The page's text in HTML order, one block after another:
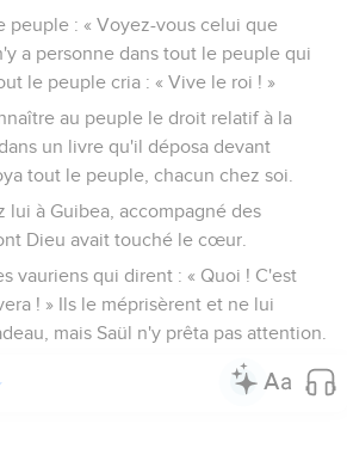
peuple : « Voyez-vous celui que
a personne dans tout le peuple qui
le peuple cria : « Vive le roi ! »
au peuple le droit relatif à la
un livre qu'il déposa devant
tout le peuple, chacun chez soi.
lui à Guibea, accompagné des
Dieu avait touché le cœur.
vauriens qui dirent : « Quoi ! C'est
! » Ils le méprisèrent et ne lui
mais Saül n'y prêta pas attention.